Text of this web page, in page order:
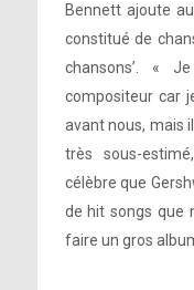
Bennett ajoute
constitué de
chansons’. «
compositeur car
avant nous, mais
très sous-
célèbre que
de hit songs que
faire un gros